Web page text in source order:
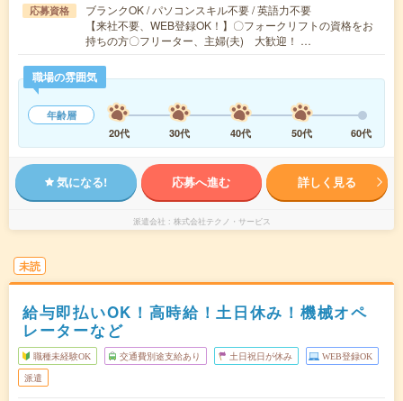
応募資格
ブランクOK / パソコンスキル不要 / 英語力不要
【来社不要、WEB登録OK！】〇フォークリフトの資格をお
持ちの方〇フリーター、主婦(夫) 大歓迎！ …
職場の雰囲気
年齢層
20代
30代 40代 50代 60代
気になる! 応募へ進む 詳しく見る
派遣会社 株式会社テクノ・サービス
未読
給与即払いOK！高時給！土日休み！機械オペ
レーターなど
職種未経験OK 交通費別途支給あり 土日祝日が休み WEB登録OK
派遣